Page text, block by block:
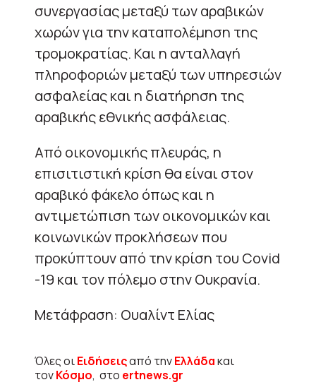
συνεργασίας μεταξύ των αραβικών
χωρών για την καταπολέμηση της
τρομοκρατίας. Και η ανταλλαγή
πληροφοριών μεταξύ των υπηρεσιών
ασφαλείας και η διατήρηση της
αραβικής εθνικής ασφάλειας.
Από οικονομικής πλευράς, η
επισιτιστική κρίση θα είναι στον
αραβικό φάκελο όπως και η
αντιμετώπιση των οικονομικών και
κοινωνικών προκλήσεων που
προκύπτουν από την κρίση του Covid
-19 και τον πόλεμο στην Ουκρανία.
Μετάφραση: Ουαλίντ Ελίας
Όλες οιΕιδήσειςαπό τηνΕλλάδακαι
τονΚόσμο, στο ertnews.gr